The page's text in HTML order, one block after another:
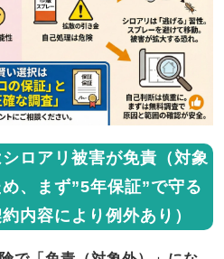
ロアリ被害が免責（対象
、まず”5年保証”で守る
内容により例外あり）